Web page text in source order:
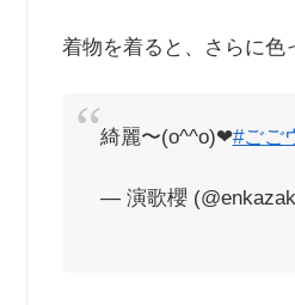
着物を着ると、さらに色
綺麗〜(o^^o)❤#ごご
— 演歌櫻